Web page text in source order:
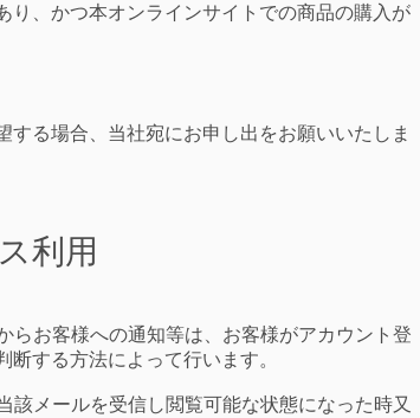
り、かつ本オンラインサイトでの商品の購入が
る場合、当社宛にお申し出をお願いいたしま
利用
らお客様への通知等は、お客様がアカウント登
する方法によって行います。
メールを受信し閲覧可能な状態になった時又